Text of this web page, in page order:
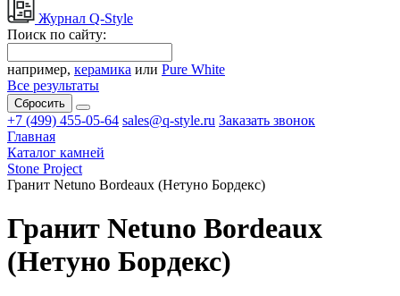
Журнал Q-Style
Поиск по сайту:
например, керамика или Pure White
Все результаты
Сбросить
+7 (499) 455-05-64 sales@q-style.ru Заказать звонок
Главная
Каталог камней
Stone Project
Гранит Netuno Bordeaux (Нетуно Бордекс)
Гранит Netuno Bordeaux
(Нетуно Бордекс)